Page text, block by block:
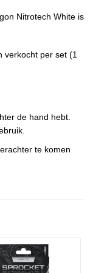
Nitrotech White is
verkocht per set (1
de hand hebt.
te komen